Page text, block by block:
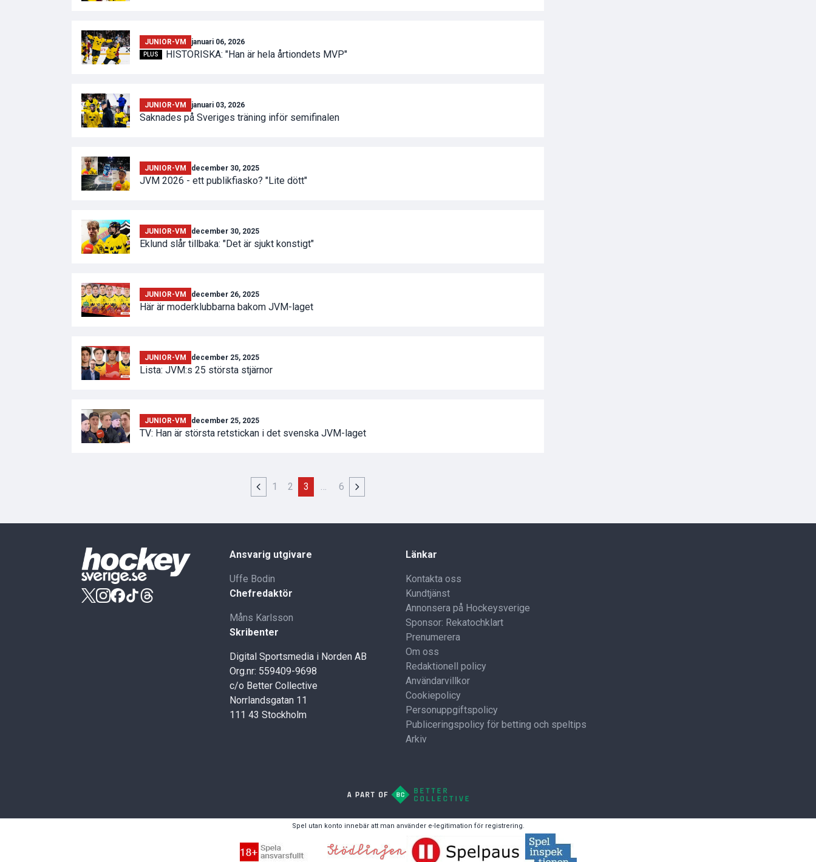
JUNIOR-VM januari 06, 2026
PLUS HISTORISKA: "Han är hela årtiondets MVP"
JUNIOR-VM januari 03, 2026
Saknades på Sveriges träning inför semifinalen
JUNIOR-VM december 30, 2025
JVM 2026 - ett publikfiasko? "Lite dött"
JUNIOR-VM december 30, 2025
Eklund slår tillbaka: "Det är sjukt konstigt"
JUNIOR-VM december 26, 2025
Här är moderklubbarna bakom JVM-laget
JUNIOR-VM december 25, 2025
Lista: JVM:s 25 största stjärnor
JUNIOR-VM december 25, 2025
TV: Han är största retstickan i det svenska JVM-laget
1 2 3 … 6
Ansvarig utgivare
Uffe Bodin
Chefredaktör
Måns Karlsson
Skribenter
Digital Sportsmedia i Norden AB
Org.nr: 559409-9698
c/o Better Collective
Norrlandsgatan 11
111 43 Stockholm
Länkar
Kontakta oss
Kundtjänst
Annonsera på Hockeysverige
Sponsor: Rekatochklart
Prenumerera
Om oss
Redaktionell policy
Användarvillkor
Cookiepolicy
Personuppgiftspolicy
Publiceringspolicy för betting och speltips
Arkiv
Spel utan konto innebär att man använder e-legitimation för registrering.